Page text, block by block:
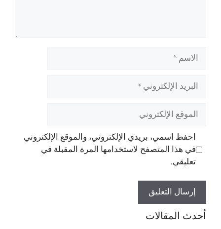
الاسم
البريد
الإلكتروني
الموقع
الإلكتروني
احفظ اسمي، بريدي الإلكتروني، والموقع الإلكتروني
في هذا المتصفح لاستخدامها المرة المقبلة في
تعليقي.
أحدث المقالات